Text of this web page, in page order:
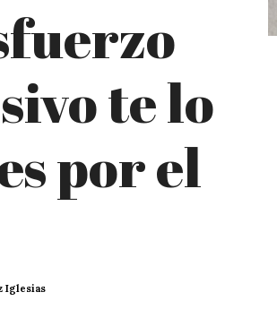
te lo
por el
Iglesias